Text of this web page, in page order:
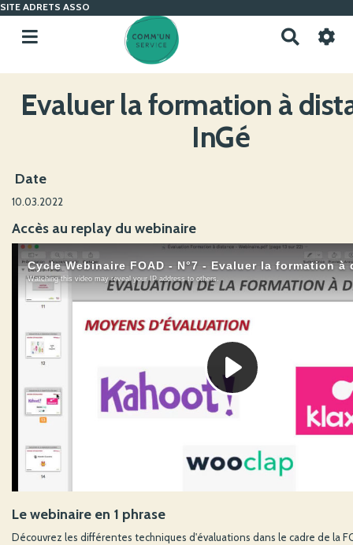
SITE ADRETS ASSO
c
e
Evaluer la formation à
InGé
Date
10.03.2022
Accès au replay du webinaire
Le webinaire en 1 phrase
Découvrez les différentes techniques d'évaluations dans le cadre de la